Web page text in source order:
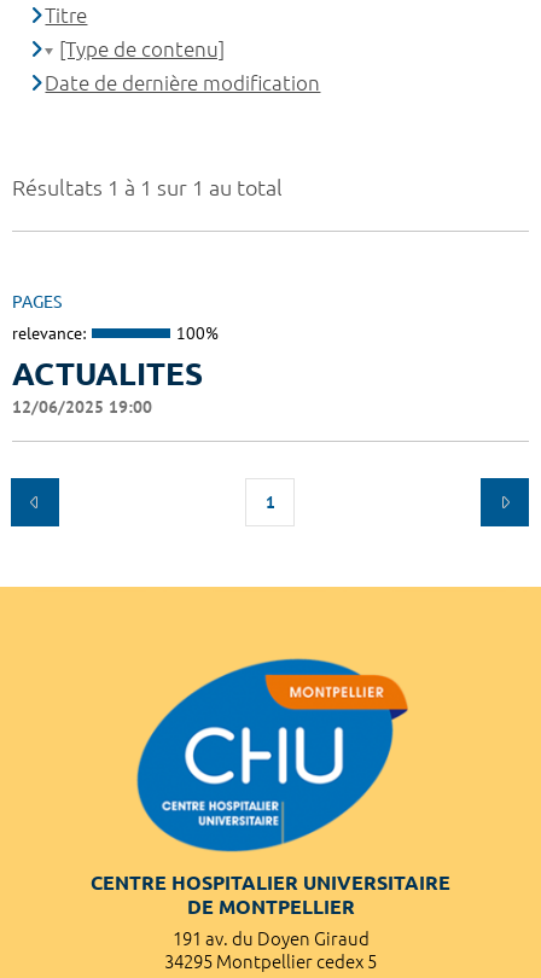
Résultats 1 à 1 sur 1 au total
PAGES
relevance: 100%
ACTUALITES
12/06/2025 19:00
1
Titre
[Type de contenu]
Date de dernière modification
CENTRE HOSPITALIER UNIVERSITAIRE
DE MONTPELLIER
191 av. du Doyen Giraud
34295 Montpellier cedex 5